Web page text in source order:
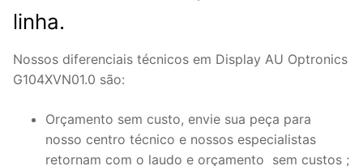
linha.
Nossos diferenciais técnicos em Display AU Optronics
G104XVN01.0 são:
Orçamento sem custo, envie sua peça para
nosso centro técnico e nossos especialistas
retornam com o laudo e orçamento sem custos ;